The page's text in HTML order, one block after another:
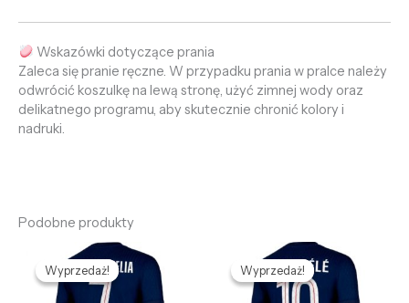
Wskazówki dotyczące prania
Zaleca się pranie ręczne. W przypadku prania w pralce należy
odwrócić koszulkę na lewą stronę, użyć zimnej wody oraz
delikatnego programu, aby skutecznie chronić kolory i
nadruki.
Podobne produkty
Wyprzedaż!
Wyprzedaż!
Pierwotna
cena
wynosiła:
478,96 zł.
Aktualna
cena
wynosi:
132,69 zł.
Wyprzedaż!
Wyprzedaż!
Pierwotna
cena
wynosiła:
478,96 zł.
Aktualna
cena
wynosi:
132,69 zł.